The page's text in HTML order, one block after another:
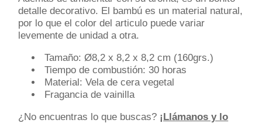
detalle decorativo. El bambú es un material natural,
por lo que el color del articulo puede variar
levemente de unidad a otra.
Tamaño: Ø8,2 x 8,2 x 8,2 cm (160grs.)
Tiempo de combustión: 30 horas
Material: Vela de cera vegetal
Fragancia de vainilla
¿No encuentras lo que buscas? ¡Llámanos y lo